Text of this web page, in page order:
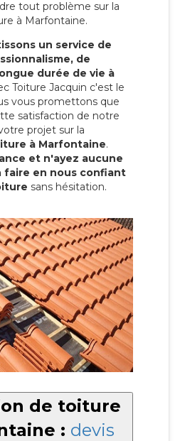
tout problème sur la
à Marfontaine.
un service de
de
durée de vie à
Toiture Jacquin c'est le
vous promettons que
satisfaction de notre
projet sur la
à Marfontaine.
et n'ayez aucune
faire en nous confiant
sans hésitation.
de toiture
: devis